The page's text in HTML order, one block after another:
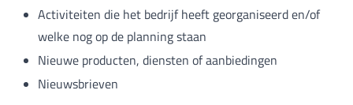
Activiteiten die het bedrijf heeft georganiseerd en/of
welke nog op de planning staan
Nieuwe producten, diensten of aanbiedingen
Nieuwsbrieven